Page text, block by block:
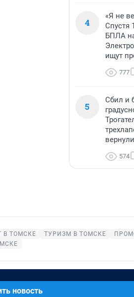
4
«Я не
Спустя
БПЛА
ищут
777
5
Сбил и
574
В ТОМСКЕ ТУРИЗМ В ТОМСКЕ
новость